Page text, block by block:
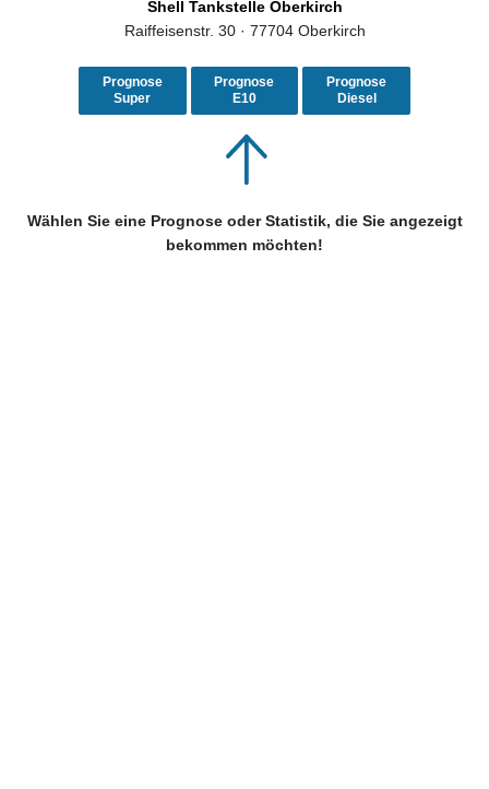
Shell Tankstelle Oberkirch
Raiffeisenstr. 30 · 77704 Oberkirch
Prognose
Super
Prognose
E10
Prognose
Diesel
Wählen Sie eine Prognose oder Statistik, die Sie angezeigt
bekommen möchten!